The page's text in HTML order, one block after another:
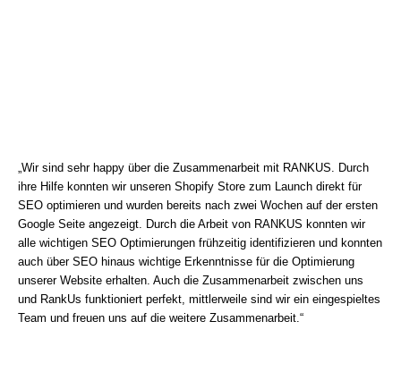
„Wir sind sehr happy über die Zusammenarbeit mit RANKUS. Durch
ihre Hilfe konnten wir unseren Shopify Store zum Launch direkt für
SEO optimieren und wurden bereits nach zwei Wochen auf der ersten
Google Seite angezeigt. Durch die Arbeit von RANKUS konnten wir
alle wichtigen SEO Optimierungen frühzeitig identifizieren und konnten
auch über SEO hinaus wichtige Erkenntnisse für die Optimierung
unserer Website erhalten. Auch die Zusammenarbeit zwischen uns
und RankUs funktioniert perfekt, mittlerweile sind wir ein eingespieltes
Team und freuen uns auf die weitere Zusammenarbeit.“